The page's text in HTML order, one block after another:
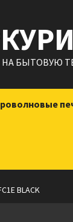
НА БЫТОВУЮ
BLACK